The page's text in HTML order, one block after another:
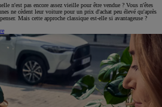
n'est pas encore assez vieille pour être vendue ? Vous n'êtes
ne cèdent leur voiture pour un prix d'achat peu élevé qu'après
Mais cette approche classique est-elle si avantageuse ?